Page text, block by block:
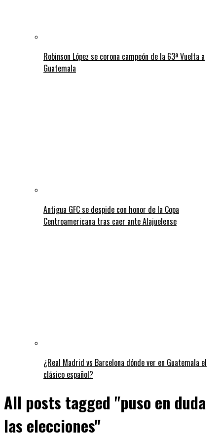
Robinson López se corona campeón de la 63ª Vuelta a
Guatemala
Antigua GFC se despide con honor de la Copa
Centroamericana tras caer ante Alajuelense
¿Real Madrid vs Barcelona dónde ver en Guatemala el
clásico español?
All posts tagged "puso en duda
las elecciones"